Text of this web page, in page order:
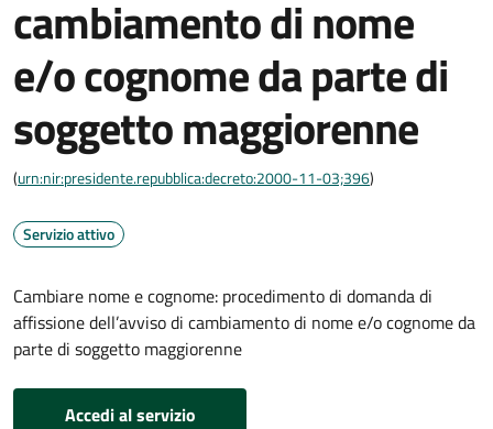
cambiamento di nome
e/o cognome da parte di
soggetto maggiorenne
(urn:nir:presidente.repubblica:decreto:2000-11-03;396)
Servizio attivo
Cambiare nome e cognome: procedimento di domanda di
affissione dell’avviso di cambiamento di nome e/o cognome da
parte di soggetto maggiorenne
Accedi al servizio